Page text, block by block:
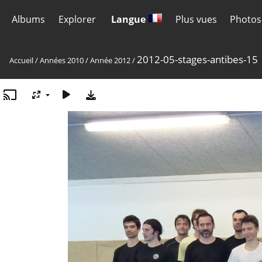
Albums Explorer Langue Plus vues
Accueil/Années 2010/Année 2012/2012-05-stages-antibes-15